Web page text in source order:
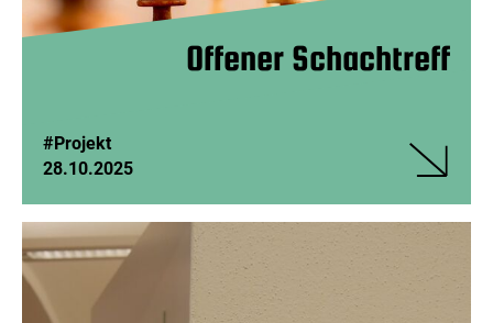
Offener Schachtreff
#Projekt
28.10.2025
Offener